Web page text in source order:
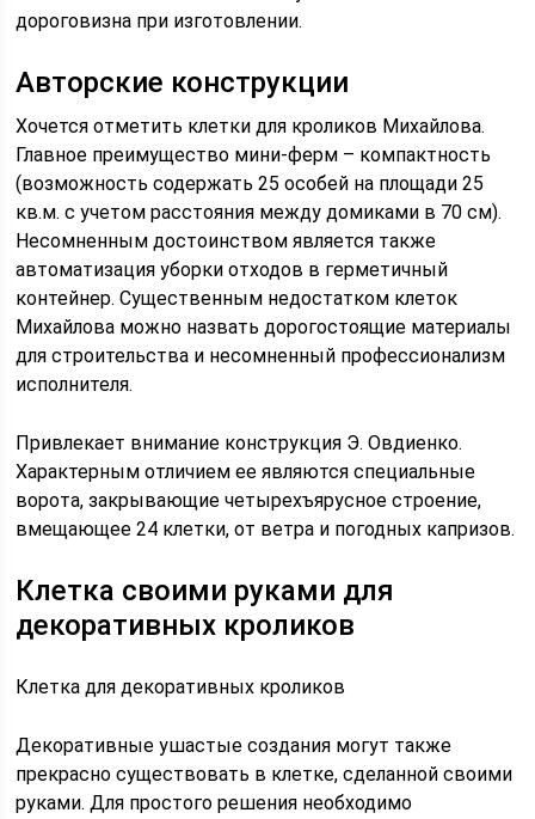
дороговизна при изготовлении.
Авторские конструкции
Хочется отметить клетки для кроликов Михайлова.
Главное преимущество мини-ферм – компактность
(возможность содержать 25 особей на площади 25
кв.м. с учетом расстояния между домиками в 70 см).
Несомненным достоинством является также
автоматизация уборки отходов в герметичный
контейнер. Существенным недостатком клеток
Михайлова можно назвать дорогостоящие материалы
для строительства и несомненный профессионализм
исполнителя.
Привлекает внимание конструкция Э. Овдиенко.
Характерным отличием ее являются специальные
ворота, закрывающие четырехъярусное строение,
вмещающее 24 клетки, от ветра и погодных капризов.
Клетка своими руками для
декоративных кроликов
Клетка для декоративных кроликов
Декоративные ушастые создания могут также
прекрасно существовать в клетке, сделанной своими
руками. Для простого решения необходимо